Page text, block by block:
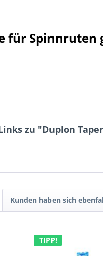
für Spinnruten
zu "Duplon
Kunden haben sich
TIPP!